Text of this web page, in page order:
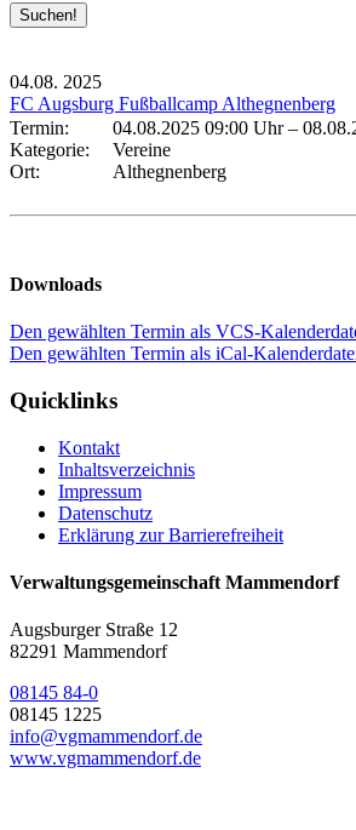
04.08. 2025
FC Augsburg Fußballcamp Althegnenberg
Termin:
04.08.2025 09:00 Uhr–
Kategorie:
Vereine
Ort:
Althegnenberg
Downloads
Den gewählten Termin als VCS-
Den gewählten Termin als iCal-
Quicklinks
Kontakt
Inhaltsverzeichnis
Impressum
Datenschutz
Erklärung zur Barrierefreiheit
Verwaltungsgemeinschaft Mammendorf
Augsburger Straße 12
82291 Mammendorf
08145 84-0
08145 1225
info@vgmammendorf.de
www.vgmammendorf.de